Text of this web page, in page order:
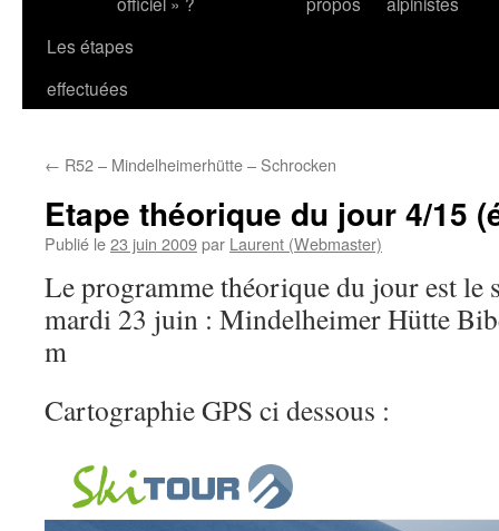
Les étapes
effectuées
← R52 – Mindelheimerhütte – Schrocken
Etape théorique du jour 4/15
Publié le23 juin 2009par Laurent (Webmaster)
Le programme théorique du jour est le
mardi 23 juin : Mindelheimer Hütte
m
Cartographie GPS ci dessous :